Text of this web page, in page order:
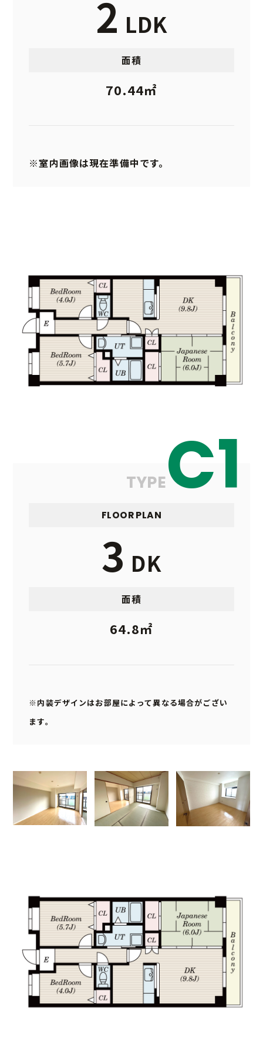
ホーム
ギャラリー
2 LDK
面積
70.44㎡
※室内画像は現在準備中です。
TYPEC1
FLOOR PLAN
3 DK
面積
64.8㎡
※内装デザインはお部屋によって異なる場合がござい
ます。